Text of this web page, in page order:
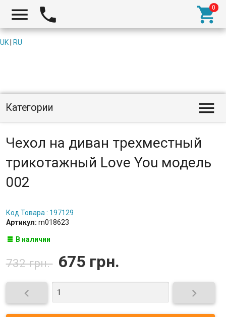
  
UK RU
Категории 
Чехол на диван трехместный
трикотажный Love You модель
002
Код Товара : 197129
Артикул: m018623
В наличии
732 грн. 675 грн.
 